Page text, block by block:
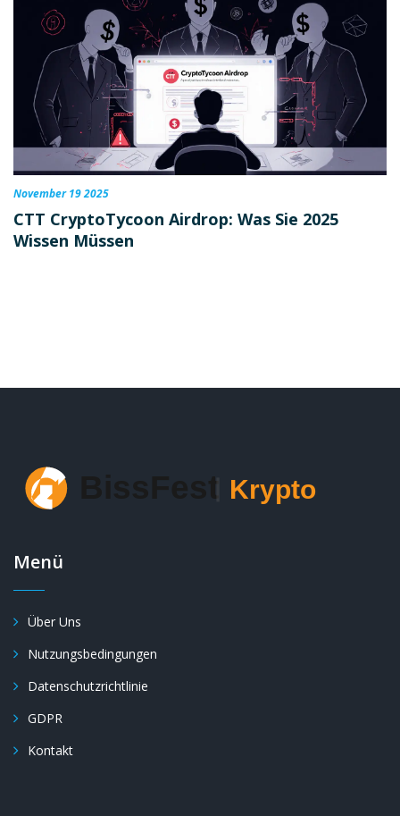
November 19 2025
CTT CryptoTycoon Airdrop: Was Sie 2025
Wissen Müssen
Menü
Über Uns
Nutzungsbedingungen
Datenschutzrichtlinie
GDPR
Kontakt